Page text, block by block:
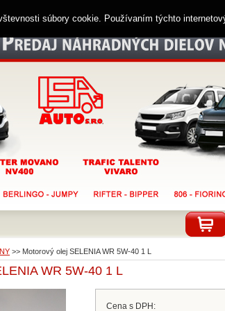
>> Motorový olej SELENIA WR 5W-40 1 L
WR 5W-40 1 L
Cena s DPH:
súbory cookie. Používaním týchto